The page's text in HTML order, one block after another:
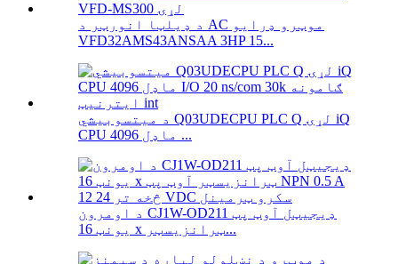
د ډیلټا انورټر د AC موټرو ډرایو
VFD32AMS43ANSAA 3HP 15...
د میتسوبیشي Q03UDECPU PLC Q لړۍ iQ
CPU ماډل 4096 ...
د اومرون CJ1W-OD211 ډیجیټل آوټ پټ
یونټ 16 x ټرانزیسټر...